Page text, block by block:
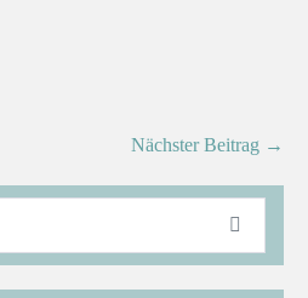
Nächster Beitrag →